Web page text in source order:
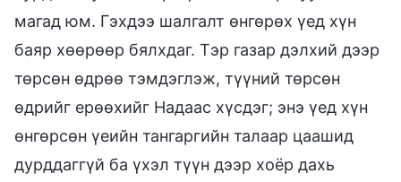
магад юм. Гэхдээ шалгалт өнгөрөх үед хүн
баяр хөөрөөр бялхдаг. Тэр газар дэлхий дээр
төрсөн өдрөө тэмдэглэж, түүний төрсөн
өдрийг ерөөхийг Надаас хүсдэг; энэ үед хүн
өнгөрсөн үеийн тангаргийн талаар цаашид
дурддаггүй ба үхэл түүн дээр хоёр дахь